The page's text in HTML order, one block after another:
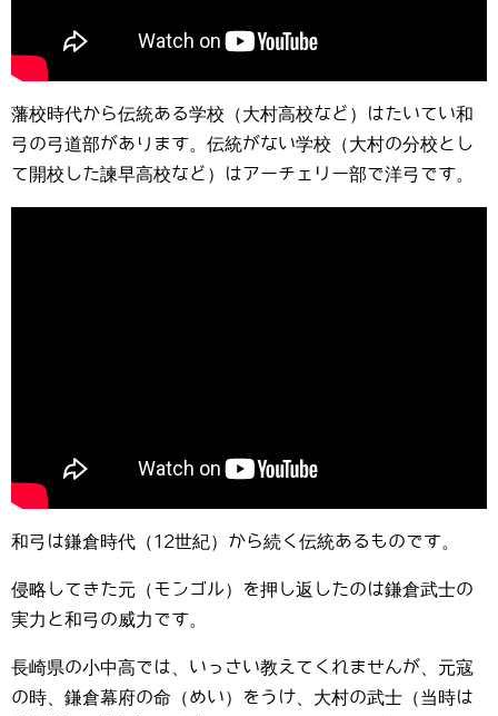
藩校時代から伝統ある学校（大村高校など）はたいてい和
弓の弓道部があります。伝統がない学校（大村の分校とし
て開校した諫早高校など）はアーチェリー部で洋弓です。
和弓は鎌倉時代（12世紀）から続く伝統あるものです。
侵略してきた元（モンゴル）を押し返したのは鎌倉武士の
実力と和弓の威力です。
長崎県の小中高では、いっさい教えてくれませんが、元寇
の時、鎌倉幕府の命（めい）をうけ、大村の武士（当時は